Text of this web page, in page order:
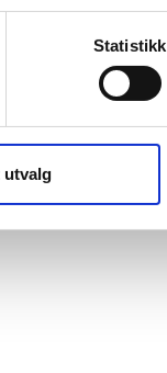
Statistikk
utvalg